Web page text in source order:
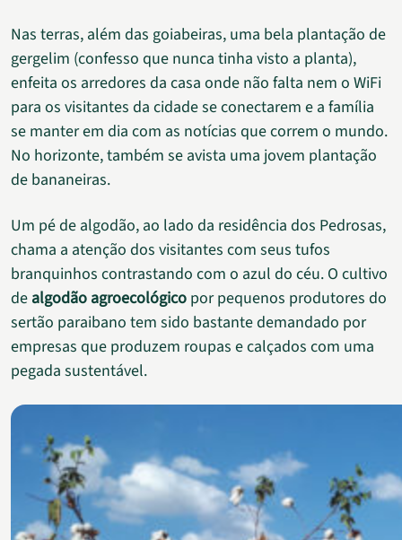
Nas terras, além das goiabeiras, uma bela plantação de
gergelim (confesso que nunca tinha visto a planta),
enfeita os arredores da casa onde não falta nem o WiFi
para os visitantes da cidade se conectarem e a família
se manter em dia com as notícias que correm o mundo.
No horizonte, também se avista uma jovem plantação
de bananeiras.
Um pé de algodão, ao lado da residência dos Pedrosas,
chama a atenção dos visitantes com seus tufos
branquinhos contrastando com o azul do céu. O cultivo
de algodão agroecológico por pequenos produtores do
sertão paraibano tem sido bastante demandado por
empresas que produzem roupas e calçados com uma
pegada sustentável.